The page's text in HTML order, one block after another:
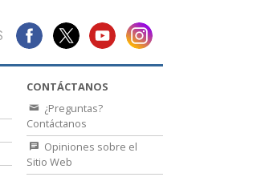
CONTÁCTANOS
¿Preguntas?
Contáctanos
Opiniones sobre el
Sitio Web